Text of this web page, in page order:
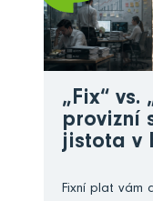
„Fix“ vs.
provizní
jistota v
Fixní plat vám